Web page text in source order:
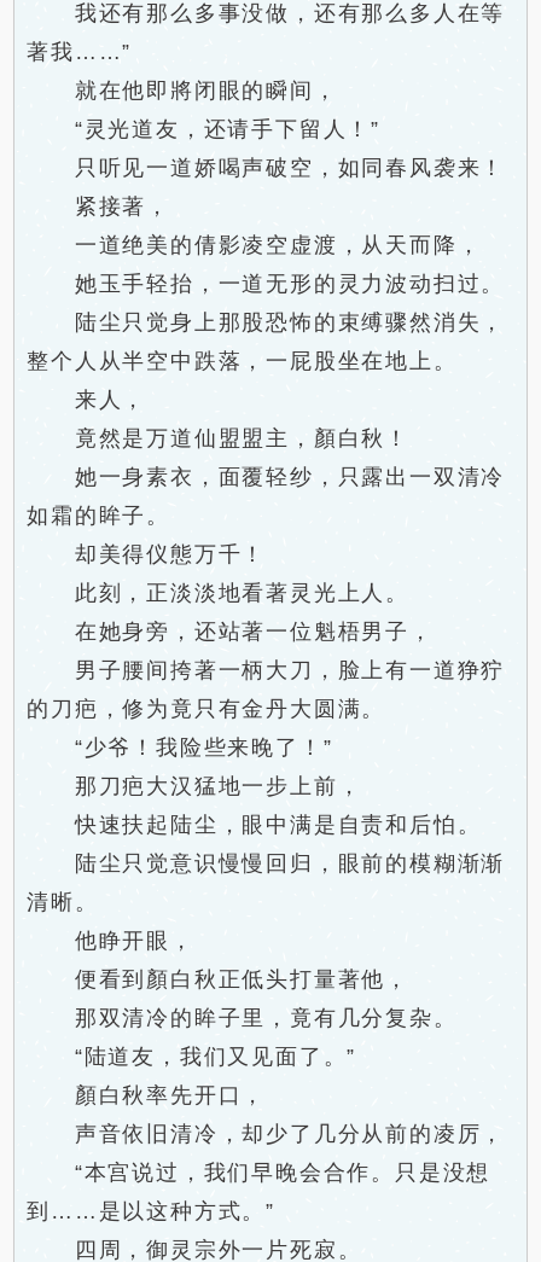
我还有那么多事没做，还有那么多人在等
著我……”
就在他即將闭眼的瞬间，
“灵光道友，还请手下留人！”
只听见一道娇喝声破空，如同春风袭来！
紧接著，
一道绝美的倩影凌空虚渡，从天而降，
她玉手轻抬，一道无形的灵力波动扫过。
陆尘只觉身上那股恐怖的束缚骤然消失，
整个人从半空中跌落，一屁股坐在地上。
来人，
竟然是万道仙盟盟主，顏白秋！
她一身素衣，面覆轻纱，只露出一双清冷
如霜的眸子。
却美得仪態万千！
此刻，正淡淡地看著灵光上人。
在她身旁，还站著一位魁梧男子，
男子腰间挎著一柄大刀，脸上有一道狰狞
的刀疤，修为竟只有金丹大圆满。
“少爷！我险些来晚了！”
那刀疤大汉猛地一步上前，
快速扶起陆尘，眼中满是自责和后怕。
陆尘只觉意识慢慢回归，眼前的模糊渐渐
清晰。
他睁开眼，
便看到顏白秋正低头打量著他，
那双清冷的眸子里，竟有几分复杂。
“陆道友，我们又见面了。”
顏白秋率先开口，
声音依旧清冷，却少了几分从前的凌厉，
“本宫说过，我们早晚会合作。只是没想
到……是以这种方式。”
四周，御灵宗外一片死寂。